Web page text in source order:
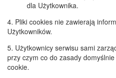
dla Użytkownika.
4. Pliki cookies nie zawierają
Użytkowników.
5. Użytkownicy serwisu sami
przy czym co do zasady
cookie.